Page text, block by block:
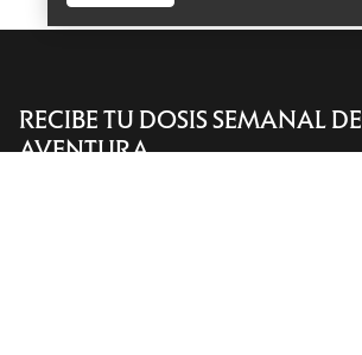
Encuentra una tienda
RECIBE TU DOSIS SEMANAL DE
AVENTURA